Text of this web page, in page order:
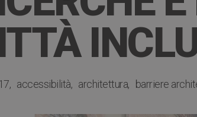
accessibilità architettura barriere